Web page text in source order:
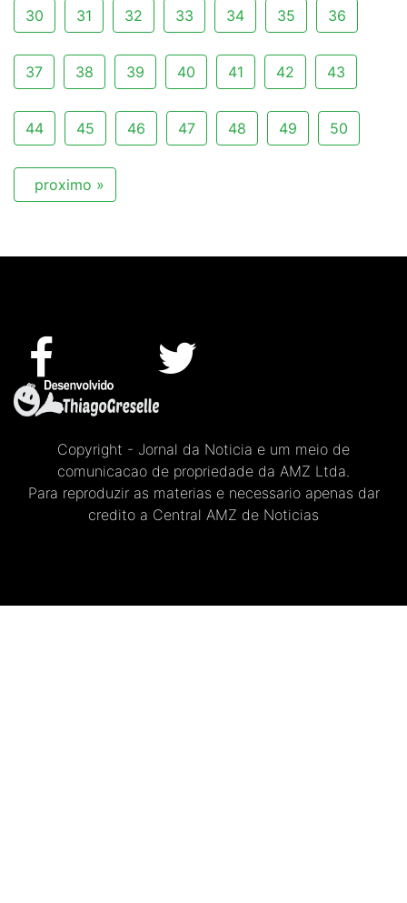
30 31 32 33 34 35 36
37 38 39 40 41 42 43
44 45 46 47 48 49 50
proximo »
Copyright - Jornal da Noticia e um meio de
comunicacao de propriedade da AMZ Ltda.
Para reproduzir as materias e necessario apenas dar
credito a Central AMZ de Noticias